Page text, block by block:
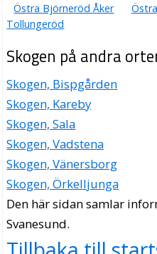
Östra Björneröd Åker
Tollungeröd
Skogen på andra
Skogen, Bispgården
Skogen, Kareby
Skogen, Sala
Skogen, Vadstena
Skogen, Vänersborg
Skogen, Örkelljunga
Den här sidan samlar
Svanesund.